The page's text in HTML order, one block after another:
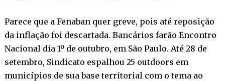
Parece que a Fenaban quer greve, pois até reposição
da inflação foi descartada. Bancários farão Encontro
Nacional dia 1º de outubro, em São Paulo. Até 28 de
setembro, Sindicato espalhou 25 outdoors em
municípios de sua base territorial com o tema ao